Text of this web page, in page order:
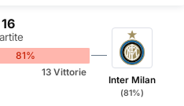
16
81%
13 Vittorie
Inter Milan
(81%)